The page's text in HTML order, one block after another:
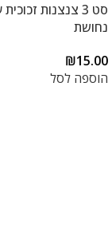
סט 3 צנצנות
נחושת
₪15.00
הוספה לסל